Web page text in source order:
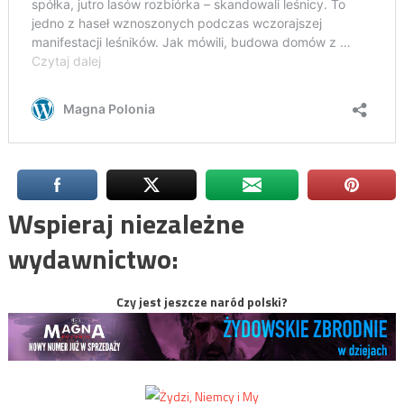
Wspieraj niezależne
wydawnictwo:
Czy jest jeszcze naród polski?